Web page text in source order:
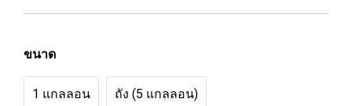
ขนาด
1 แกลลอน ถัง (5 แกลลอน)